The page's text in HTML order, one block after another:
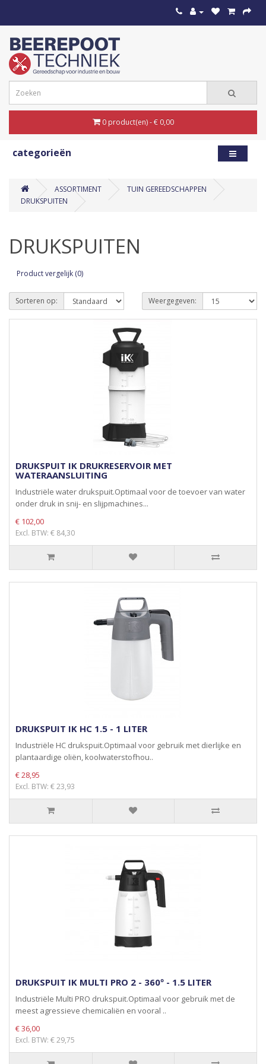
0 product(en) - € 0,00
categorieën
ASSORTIMENT
TUIN GEREEDSCHAPPEN
DRUKSPUITEN
DRUKSPUITEN
Product vergelijk (0)
Sorteren op: Weergegeven:
DRUKSPUIT IK DRUKRESERVOIR MET
WATERAANSLUITING
Industriële water drukspuit.Optimaal voor de toevoer van water
onder druk in snij- en slijpmachines...
€ 102,00
Excl. BTW: € 84,30
DRUKSPUIT IK HC 1.5 - 1 LITER
Industriële HC drukspuit.Optimaal voor gebruik met dierlijke en
plantaardige oliën, koolwaterstofhou..
€ 28,95
Excl. BTW: € 23,93
DRUKSPUIT IK MULTI PRO 2 - 360º - 1.5 LITER
Industriële Multi PRO drukspuit.Optimaal voor gebruik met de
meest agressieve chemicaliën en vooral ..
€ 36,00
Excl. BTW: € 29,75